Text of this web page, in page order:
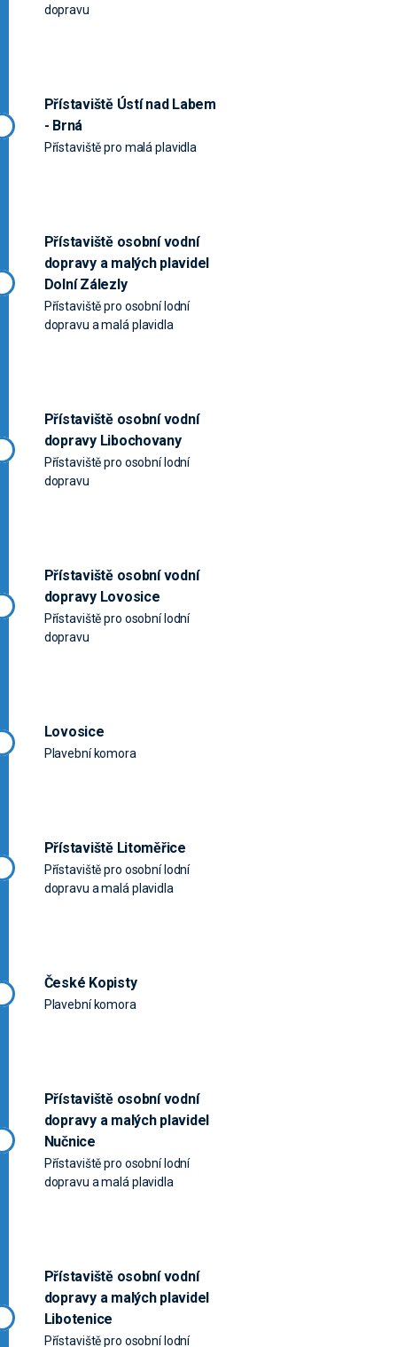
dopravu
Přístaviště Ústí nad Labem
- Brná
Přístaviště pro malá plavidla
Přístaviště osobní vodní
dopravy a malých plavidel
Dolní Zálezly
Přístaviště pro osobní lodní
dopravu a malá plavidla
Přístaviště osobní vodní
dopravy Libochovany
Přístaviště pro osobní lodní
dopravu
Přístaviště osobní vodní
dopravy Lovosice
Přístaviště pro osobní lodní
dopravu
Lovosice
Plavební komora
Přístaviště Litoměřice
Přístaviště pro osobní lodní
dopravu a malá plavidla
České Kopisty
Plavební komora
Přístaviště osobní vodní
dopravy a malých plavidel
Nučnice
Přístaviště pro osobní lodní
dopravu a malá plavidla
Přístaviště osobní vodní
dopravy a malých plavidel
Libotenice
Přístaviště pro osobní lodní